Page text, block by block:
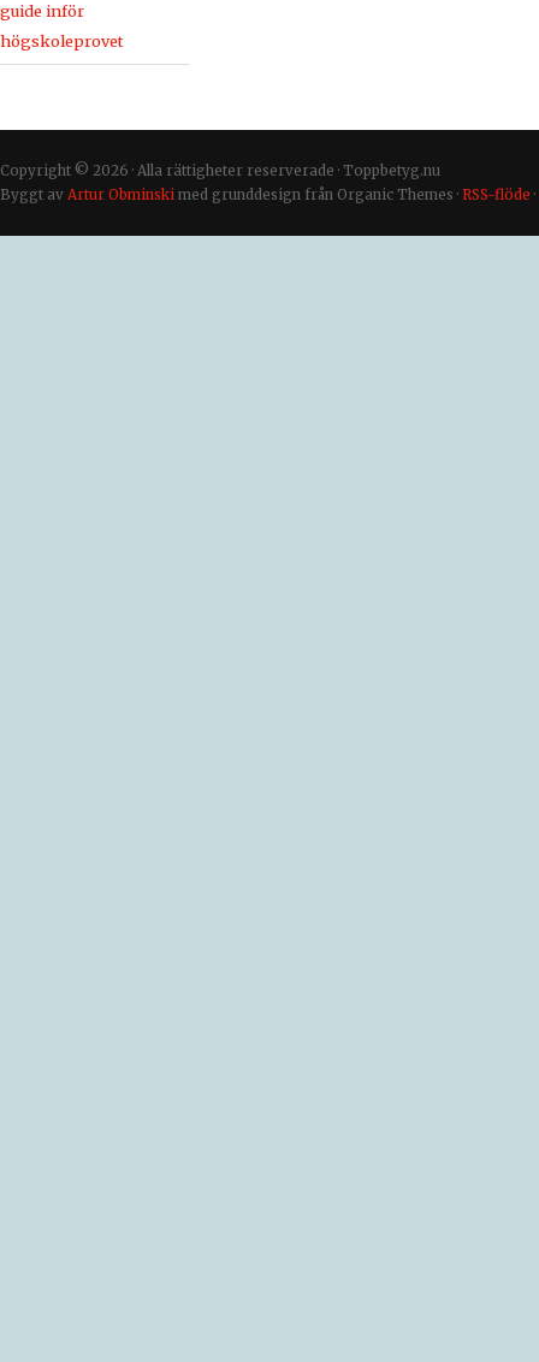
guide inför
högskoleprovet
Copyright © 2026 · Alla rättigheter reserverade · Toppbetyg.nu
Byggt av Artur Obminski med grunddesign från Organic Themes · RSS-flöde ·